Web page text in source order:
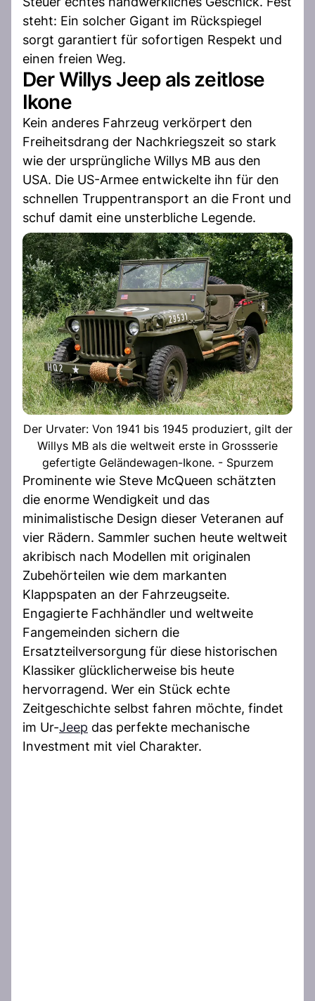
steht: Ein solcher Gigant im Rückspiegel
sorgt garantiert für sofortigen Respekt und
einen freien Weg.
Der Willys Jeep als zeitlose
Ikone
Kein anderes Fahrzeug verkörpert den
Freiheitsdrang der Nachkriegszeit so stark
wie der ursprüngliche Willys MB aus den
USA. Die US-Armee entwickelte ihn für den
schnellen Truppentransport an die Front und
schuf damit eine unsterbliche Legende.
Der Urvater: Von 1941 bis 1945 produziert, gilt der
Willys MB als die weltweit erste in Grossserie
gefertigte Geländewagen-Ikone. - Spurzem
Prominente wie Steve McQueen schätzten
die enorme Wendigkeit und das
minimalistische Design dieser Veteranen auf
vier Rädern. Sammler suchen heute weltweit
akribisch nach Modellen mit originalen
Zubehörteilen wie dem markanten
Klappspaten an der Fahrzeugseite.
Engagierte Fachhändler und weltweite
Fangemeinden sichern die
Ersatzteilversorgung für diese historischen
Klassiker glücklicherweise bis heute
hervorragend. Wer ein Stück echte
Zeitgeschichte selbst fahren möchte, findet
im Ur-Jeep das perfekte mechanische
Investment mit viel Charakter.